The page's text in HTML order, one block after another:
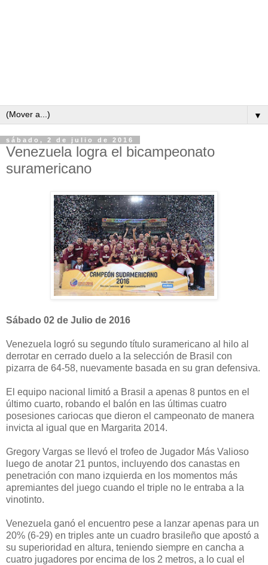
▼
sábado, 2 de julio de 2016
Venezuela logra el bicampeonato
suramericano
Sábado 02 de Julio de 2016
Venezuela logró su segundo título suramericano al hilo al
derrotar en cerrado duelo a la selección de Brasil con
pizarra de 64-58, nuevamente basada en su gran defensiva.
El equipo nacional limitó a Brasil a apenas 8 puntos en el
último cuarto, robando el balón en las últimas cuatro
posesiones cariocas que dieron el campeonato de manera
invicta al igual que en Margarita 2014.
Gregory Vargas se llevó el trofeo de Jugador Más Valioso
luego de anotar 21 puntos, incluyendo dos canastas en
penetración con mano izquierda en los momentos más
apremiantes del juego cuando el triple no le entraba a la
vinotinto.
Venezuela ganó el encuentro pese a lanzar apenas para un
20% (6-29) en triples ante un cuadro brasileño que apostó a
su superioridad en altura, teniendo siempre en cancha a
cuatro jugadores por encima de los 2 metros, a lo cual el